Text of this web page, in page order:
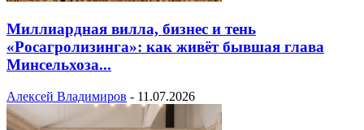
Миллиардная вилла, бизнес и тень
«Росагролизинга»: как живёт бывшая глава
Минсельхоза...
Алексей Владимиров - 11.07.2026